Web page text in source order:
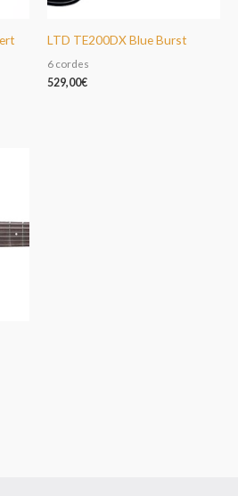
LTD TE200DX Blue Burst
6 cordes
529,00€